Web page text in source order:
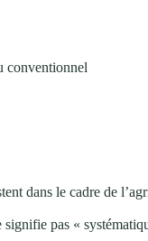
conventionnel
dans le cadre de
signifie pas «